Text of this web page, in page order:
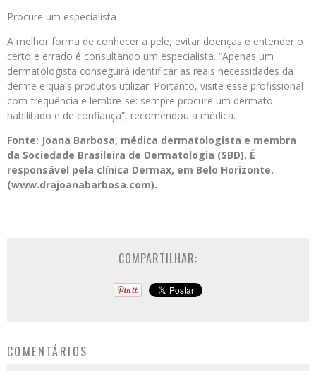
Procure um especialista
A melhor forma de conhecer a pele, evitar doenças e entender o
certo e errado é consultando um especialista. “Apenas um
dermatologista conseguirá identificar as reais necessidades da
derme e quais produtos utilizar. Portanto, visite esse profissional
com frequência e lembre-se: sempre procure um dermato
habilitado e de confiança”, recomendou a médica.
Fonte: Joana Barbosa, médica dermatologista e membra
da Sociedade Brasileira de Dermatologia (SBD). É
responsável pela clínica Dermax, em Belo Horizonte.
(www.drajoanabarbosa.com).
COMPARTILHAR:
COMENTÁRIOS